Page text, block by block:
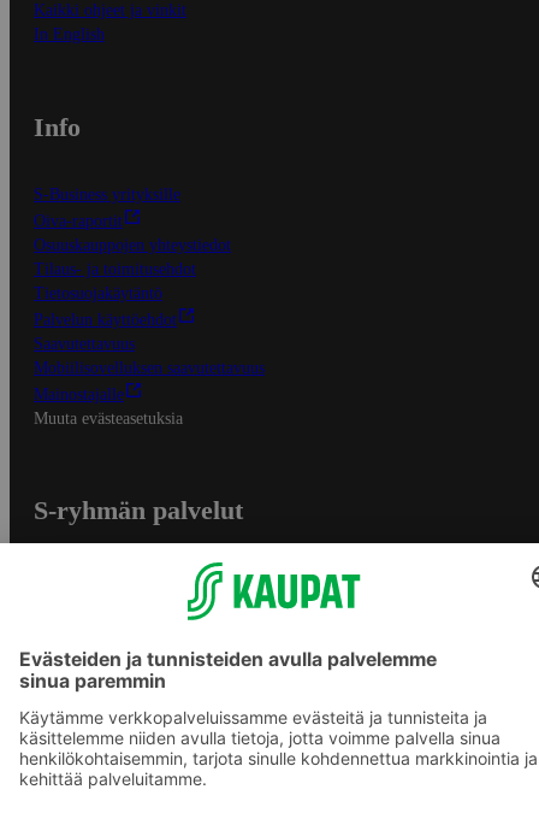
Kaikki ohjeet ja vinkit
In English
Info
S-Business yrityksille
Oiva-raportit
Osuuskauppojen yhteystiedot
Tilaus- ja toimitusehdot
Tietosuojakäytäntö
Palvelun käyttöehdot
Saavutettavuus
Mobiilisovelluksen saavutettavuus
Mainostajalle
Muuta evästeasetuksia
S-ryhmän palvelut
S-ostoslista -sovellus
Prisma.fi
Sokos.fi
S-Pankki
Yhteishyvä
Sokos Hotels